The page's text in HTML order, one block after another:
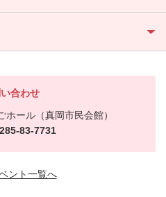
合わせ
ホール（真岡市民会館）
83-7731
ント一覧へ